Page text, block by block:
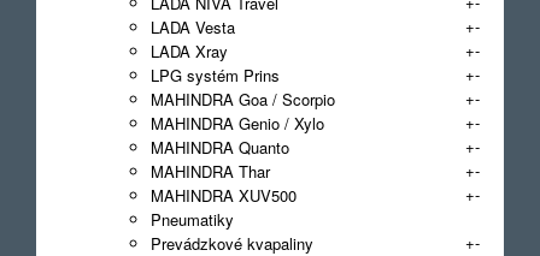
LADA Vesta
+-
LADA Xray
+-
LPG systém Prins
+-
MAHINDRA Goa / Scorpio
+-
MAHINDRA Genio / Xylo
+-
MAHINDRA Quanto
+-
MAHINDRA Thar
+-
MAHINDRA XUV500
+-
Pneumatiky
Prevádzkové kvapaliny
+-